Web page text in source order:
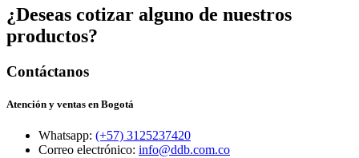
¿Deseas cotizar alguno de nuestros
productos?
Contáctanos
Atención y ventas en Bogotá
Whatsapp: (+57) 3125237420
Correo electrónico: info@ddb.com.co